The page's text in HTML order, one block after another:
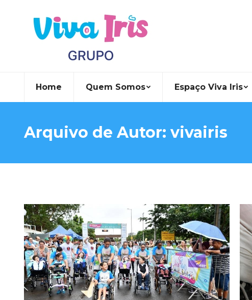
Home Quem Somos Espaço Viva Iris
Arquivo de Autor: vivairis